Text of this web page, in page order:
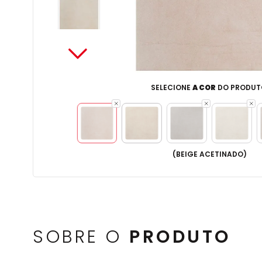
SELECIONE A COR DO
(BEIGE ACETINADO)
SOBRE O PRODUTO